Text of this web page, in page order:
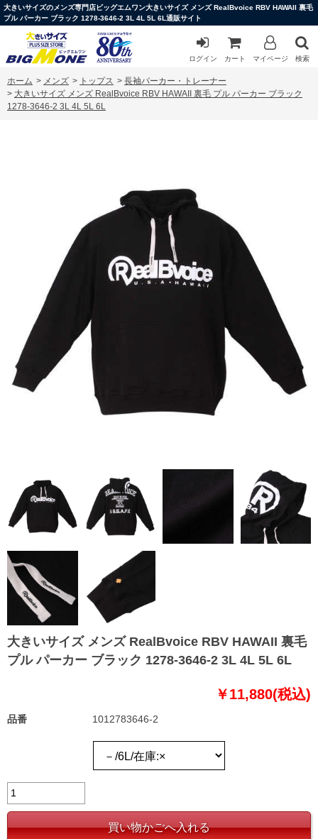
大きいサイズのメンズ専門店ビッグエムワン大きいサイズ メンズ RealBvoice RBV HAWAII 裏毛
プル パーカー ブラック 1278-3646-2 3L 4L 5L 6L通販サイト
ログイン カート マイページ 検索
ホーム > メンズ > トップス > 長袖パーカー・トレーナー
> 大きいサイズ メンズ RealBvoice RBV HAWAII 裏毛 プル パーカー ブラック
1278-3646-2 3L 4L 5L 6L
大きいサイズ メンズ RealBvoice RBV HAWAII 裏毛
プル パーカー ブラック 1278-3646-2 3L 4L 5L 6L
￥11,880(税込)
品番 1012783646-2